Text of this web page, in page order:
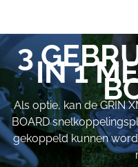
3IN 1
Als optie, kan de GRIN
BOARD
gekoppeld kunnen